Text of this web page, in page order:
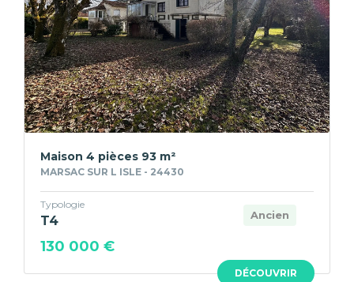
DÉCOUVRIR
Maison 4 pièces 93 m²
MARSAC SUR L ISLE - 24430
Ancien
Typologie
T4
130 000 €